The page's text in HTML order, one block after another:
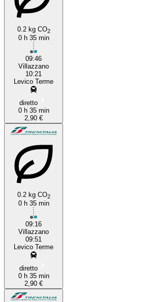
0.2 kg CO2
0 h 35 min
09:46
Villazzano
10:21
Levico Terme
diretto
0 h 35 min
2,90 €
0.2 kg CO2
0 h 35 min
09:16
Villazzano
09:51
Levico Terme
diretto
0 h 35 min
2,90 €